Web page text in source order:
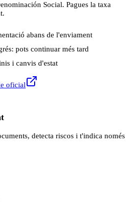
Social. Pagues la taxa
abans de l'enviament
pots continuar més tard
i canvis d'estat
oficial
detecta riscos i t'indica només